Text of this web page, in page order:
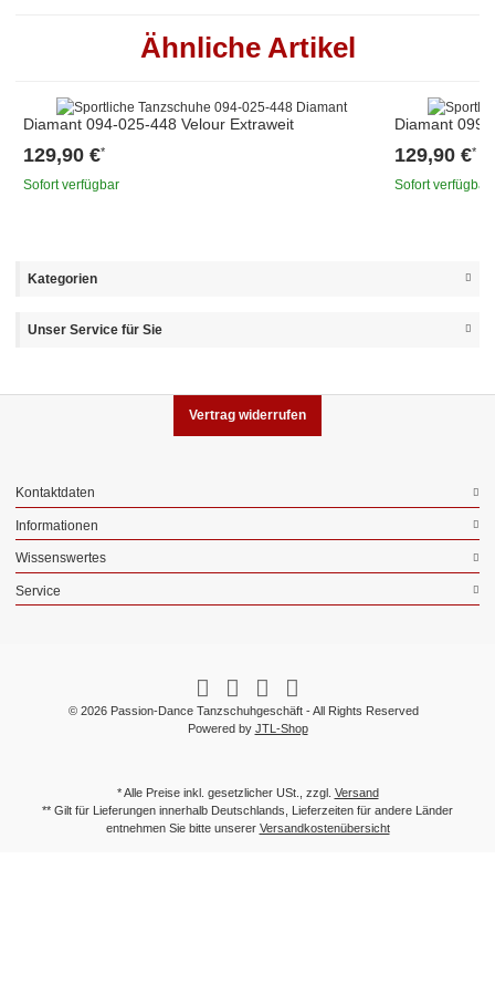
Ähnliche Artikel
Diamant 094-025-448 Velour Extraweit
129,90 €*
Sofort verfügbar
Diamant 099-
129,90 €*
Sofort verfügbar
Kategorien
Unser Service für Sie
Vertrag widerrufen
Kontaktdaten
Informationen
Wissenswertes
Service
© 2026 Passion-Dance Tanzschuhgeschäft - All Rights Reserved
Powered by JTL-Shop
* Alle Preise inkl. gesetzlicher USt., zzgl. Versand
** Gilt für Lieferungen innerhalb Deutschlands, Lieferzeiten für andere Länder
entnehmen Sie bitte unserer Versandkostenübersicht